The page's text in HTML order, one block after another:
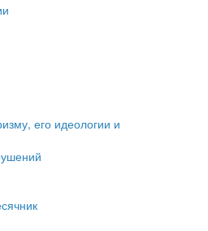
проектирования
и застройки
его идеологии и